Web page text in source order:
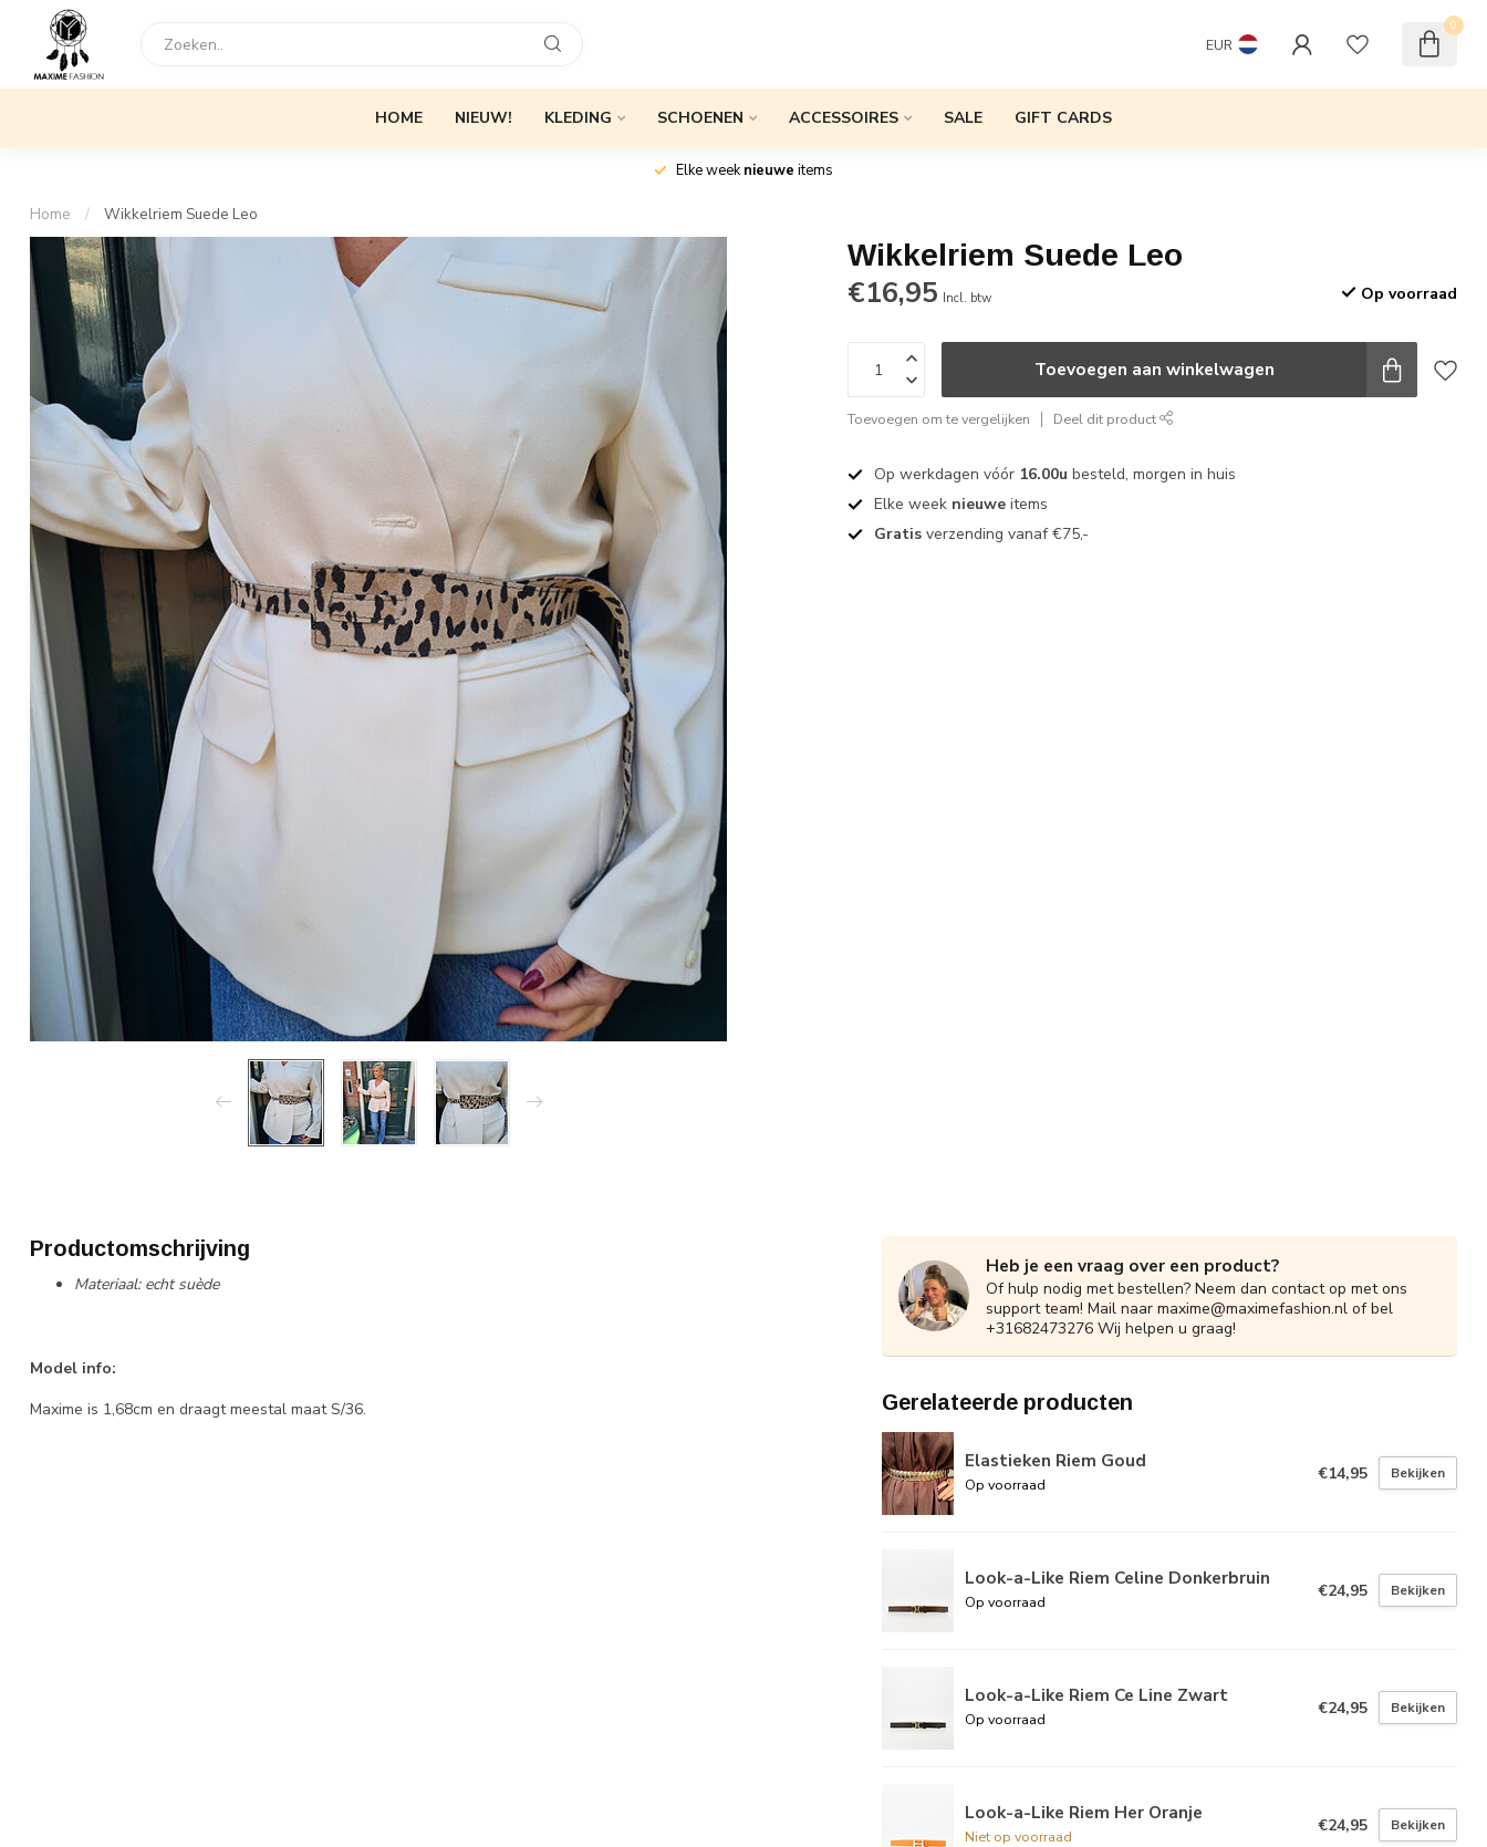
EUR
0
HOME NIEUW! KLEDING SCHOENEN ACCESSOIRES SALE GIFT CARDS
Elke weeknieuwe items
Home / Wikkelriem Suede Leo
Wikkelriem Suede Leo
€16,95 Incl. btw Op voorraad
Toevoegen aan winkelwagen
Toevoegen om te vergelijken Deel dit product
Op werkdagen vóór 16.00u besteld, morgen in huis
Elke week nieuwe items
Gratis verzending vanaf €75,-
Productomschrijving
Materiaal: echt suède
Model info:
Maxime is 1,68cm en draagt meestal maat S/36.
Heb je een vraag over een product?
Of hulp nodig met bestellen? Neem dan contact op met ons
support team! Mail naar maxime@maximefashion.nl of bel
+31682473276 Wij helpen u graag!
Gerelateerde producten
Elastieken Riem Goud
Op voorraad
€14,95 Bekijken
Look-a-Like Riem Celine Donkerbruin
Op voorraad
€24,95 Bekijken
Look-a-Like Riem Ce Line Zwart
Op voorraad
€24,95 Bekijken
Look-a-Like Riem Her Oranje
Niet op voorraad
€24,95 Bekijken